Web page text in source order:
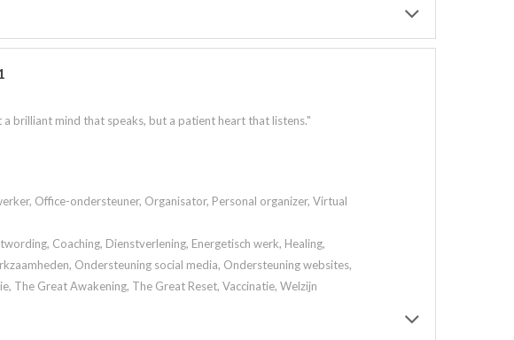
brilliant mind that speaks, but a patient heart that listens."
Office-ondersteuner, Organisator, Personal organizer, Virtual
Coaching, Dienstverlening, Energetisch werk, Healing,
Ondersteuning social media, Ondersteuning websites,
The Great Awakening, The Great Reset, Vaccinatie, Welzijn